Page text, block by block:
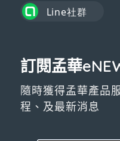
訂閱孟華
隨時獲得孟華產品
程、及最新消息